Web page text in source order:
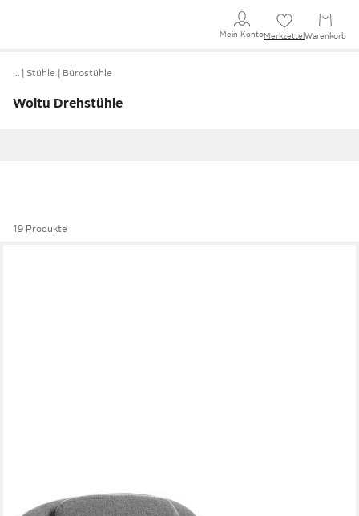
Mein KontoMerkzettel Warenkorb
… Stühle Bürostühle
Woltu Drehstühle
19 Produkte
WOLTU